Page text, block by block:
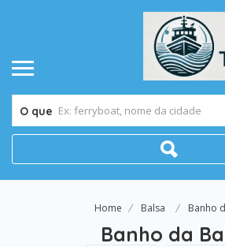
O que
Home Balsa Banho
Banho da